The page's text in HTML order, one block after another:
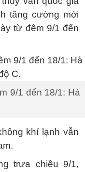
tăng cường mới
từ đêm 9/1 đến
9/1 đến 18/1: Hà
khí lạnh vẫn
trưa chiều 9/1,